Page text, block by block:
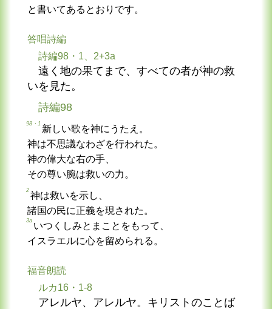
と書いてあるとおりです。
答唱詩編
詩編98・1、2+3a
遠く地の果てまで、すべての者が神の救
いを見た。
詩編98
98・1
新しい歌を神にうたえ。
神は不思議なわざを行われた。
神の偉大な右の手、
その尊い腕は救いの力。
2
神は救いを示し、
諸国の民に正義を現された。
3a
いつくしみとまことをもって、
イスラエルに心を留められる。
福音朗読
ルカ16・1-8
アレルヤ、アレルヤ。キリストのことば